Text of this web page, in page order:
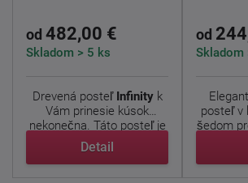
od 482,00 €
Skladom > 5 ks
Drevená posteľ Infinityk
Vám prinesie kúsok
nekonečna. Táto posteľ je
...
Detail
od
Skladom
posteľ v
šedom